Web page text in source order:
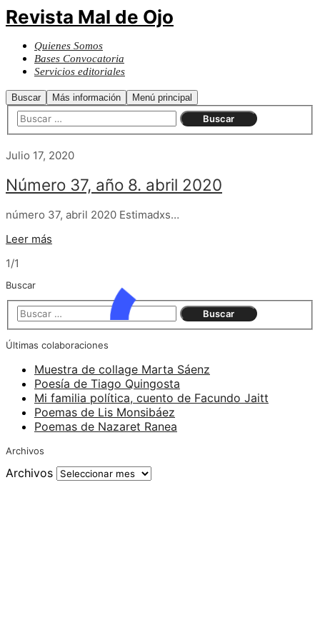
Revista Mal de Ojo
Quienes Somos
Bases Convocatoria
Servicios editoriales
Buscar Más información Menú principal
Julio 17, 2020
Número 37, año 8. abril 2020
número 37, abril 2020 Estimadxs…
Leer más
1/1
Buscar
Últimas colaboraciones
Muestra de collage Marta Sáenz
Poesía de Tiago Quingosta
Mi familia política, cuento de Facundo Jaitt
Poemas de Lis Monsibáez
Poemas de Nazaret Ranea
Archivos
Archivos